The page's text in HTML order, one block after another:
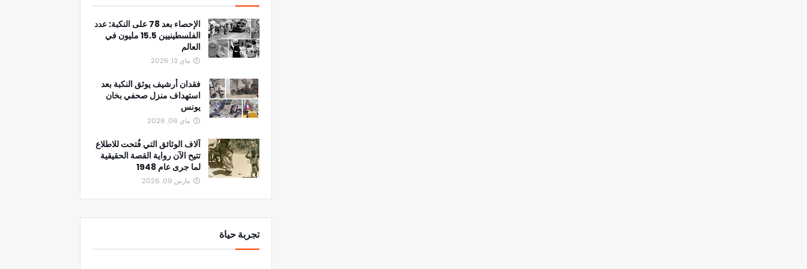
الإحصاء بعد 78 على النكبة: عدد
الفلسطينيين 15.5 مليون في
العالم
ماي 13, 2026
فقدان أرشيف يوثق النكبة بعد
استهداف منزل صحفي بخان
يونس
ماي 06, 2026
آلاف الوثائق التي فُتحت للاطلاع
تتيح الآن رواية القصة الحقيقية
لما جرى عام 1948
مارس 09, 2026
تجربة حياة